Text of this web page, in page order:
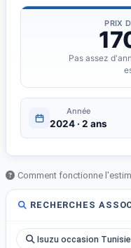
PRIX
Pas assez
Année
2024 · 2 ans
Comment fonctionne
RECHERCHES
Isuzu occasion Tunisie